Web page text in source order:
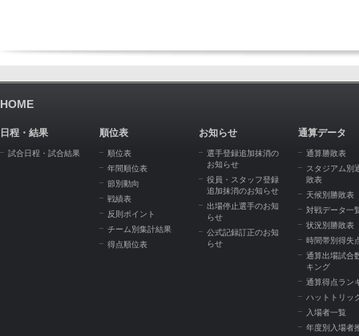
HOME
日程・結果
試合日程・試合結果
順位表
順位表
年間順位表
節別動向
戦績表
反則ポイント
チーム別集計結果
得点順位表
お知らせ
選手登録追加抹消の
お知らせ
役員・スタッフ登録
追加抹消のお知らせ
出場停止選手のお知
らせ
公式記録訂正のお知
らせ
通算データ
通算勝敗表
スタジアム別
敗表
天候別勝敗表
対戦データ一
状況別勝敗表
時間帯別得失
通算出場試合
キング
通算得点ラン
ハットトリッ
入場者一覧
年度別入場者